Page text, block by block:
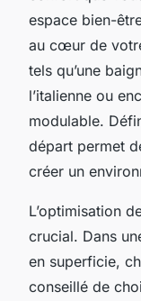
espace bien-
au cœur de
tels qu’une
l’italienne ou
modulable.
départ permet
créer un
L’optimisation
crucial. Dans
en superficie,
conseillé de